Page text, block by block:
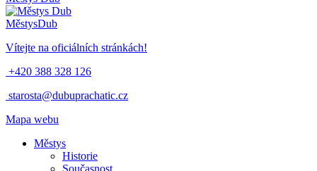
MěstysDub
Vítejte na oficiálních stránkách!
+420 388 328 126
starosta@dubuprachatic.cz
Mapa webu
Městys
Historie
Současnost